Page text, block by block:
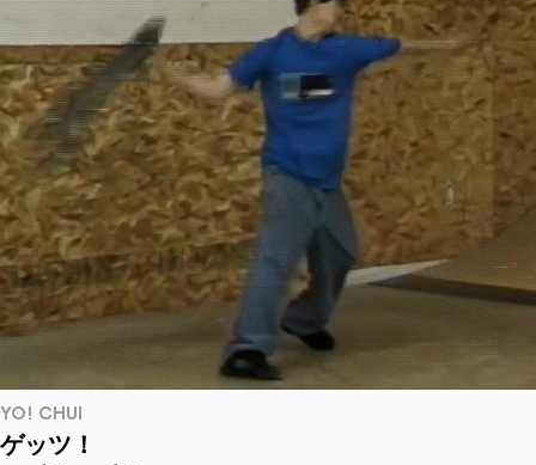
YO! CHUI
ゲッツ！